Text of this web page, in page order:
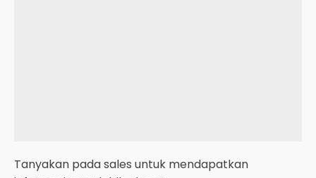
Tanyakan pada sales untuk mendapatkan